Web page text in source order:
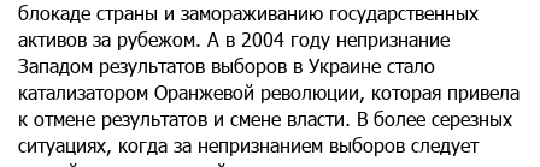
блокаде страны и замораживанию государственных
активов за рубежом. А в 2004 году непризнание
Западом результатов выборов в Украине стало
катализатором Оранжевой революции, которая привела
к отмене результатов и смене власти. В более серезных
ситуациях, когда за непризнанием выборов следует